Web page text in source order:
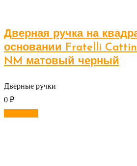
Дверная ручка на
основании Fratelli Cattini
NM матовый черный
Дверные ручки
0 ₽